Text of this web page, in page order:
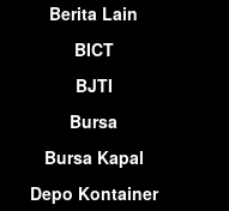
Berita Lain
BICT
BJTI
Bursa
Bursa Kapal
Depo Kontainer